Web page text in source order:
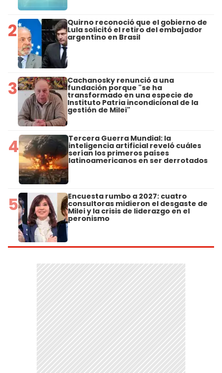
2 Quirno reconoció que el gobierno de
Lula solicitó el retiro del embajador
argentino en Brasil
3 Cachanosky renunció a una
fundación porque "se ha
transformado en una especie de
Instituto Patria incondicional de la
gestión de Milei"
4 Tercera Guerra Mundial: la
inteligencia artificial reveló cuáles
serían los primeros países
latinoamericanos en ser derrotados
5 Encuesta rumbo a 2027: cuatro
consultoras midieron el desgaste de
Milei y la crisis de liderazgo en el
peronismo